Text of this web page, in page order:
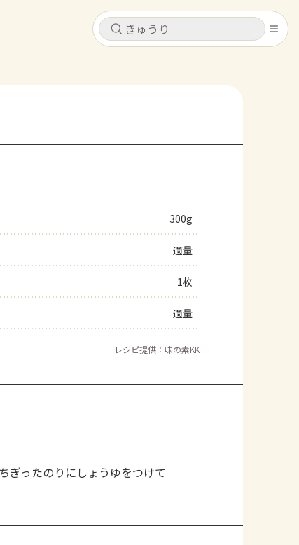
キャンセル
レシピ
トーク
キャンセル
300g
適量
1枚
適量
レシピ提供：味の素KK
ぎったのりにしょうゆをつけて